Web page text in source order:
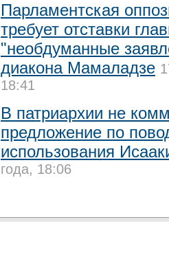
Парламентская
требует отставки
"необдуманные
диакона Мамаладзе
18:41
В патриархии не
предложение по
использования
года, 18:06